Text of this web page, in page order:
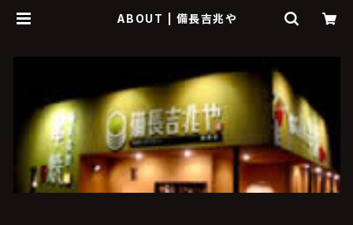
ABOUT | 備長吉兆や